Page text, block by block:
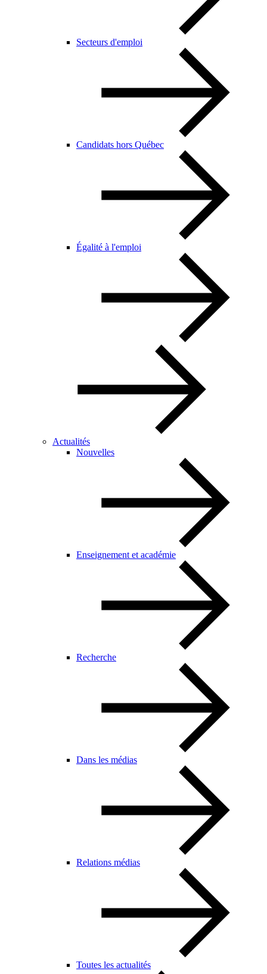
Secteurs d'emploi
Candidats hors Québec
Égalité à l'emploi
Actualités
Nouvelles
Enseignement et académie
Recherche
Dans les médias
Relations médias
Toutes les actualités